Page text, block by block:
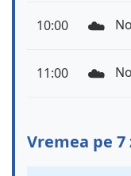
10:00 ☁️
11:00 ☁️
Vremea pe